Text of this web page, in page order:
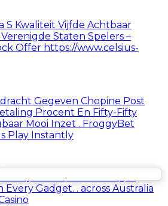
S Kwaliteit Vijfde Achtbaar
Staten Spelers –
Offer https://www.celsius-
Gegeven Chopine Post
Procent En Fifty-Fifty
Mooi Inzet . FroggyBet
Play Instantly
Try No Deposit Packages
Gadget. . across Australia